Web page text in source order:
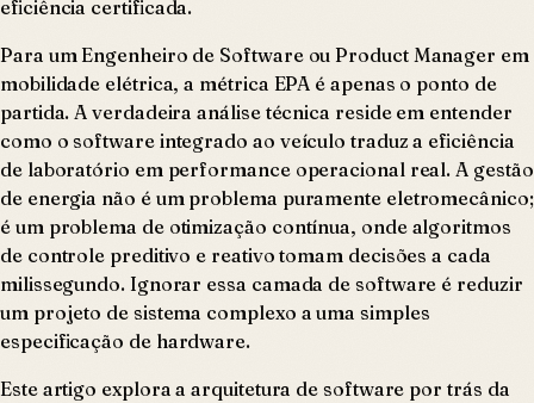
eficiência certificada.
Para um Engenheiro de Software ou Product Manager em
mobilidade elétrica, a métrica EPA é apenas o ponto de
partida. A verdadeira análise técnica reside em entender
como o software integrado ao veículo traduz a eficiência
de laboratório em performance operacional real. A gestão
de energia não é um problema puramente eletromecânico;
é um problema de otimização contínua, onde algoritmos
de controle preditivo e reativo tomam decisões a cada
milissegundo. Ignorar essa camada de software é reduzir
um projeto de sistema complexo a uma simples
especificação de hardware.
Este artigo explora a arquitetura de software por trás da